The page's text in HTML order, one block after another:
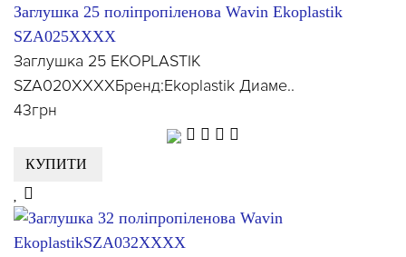
Заглушка 25 поліпропіленова Wavin Ekoplastik
SZA025XXXX
Заглушка 25 EKOPLASTIK
SZA020XXXXБренд:Ekoplastik Диаме..
43грн
КУПИТИ